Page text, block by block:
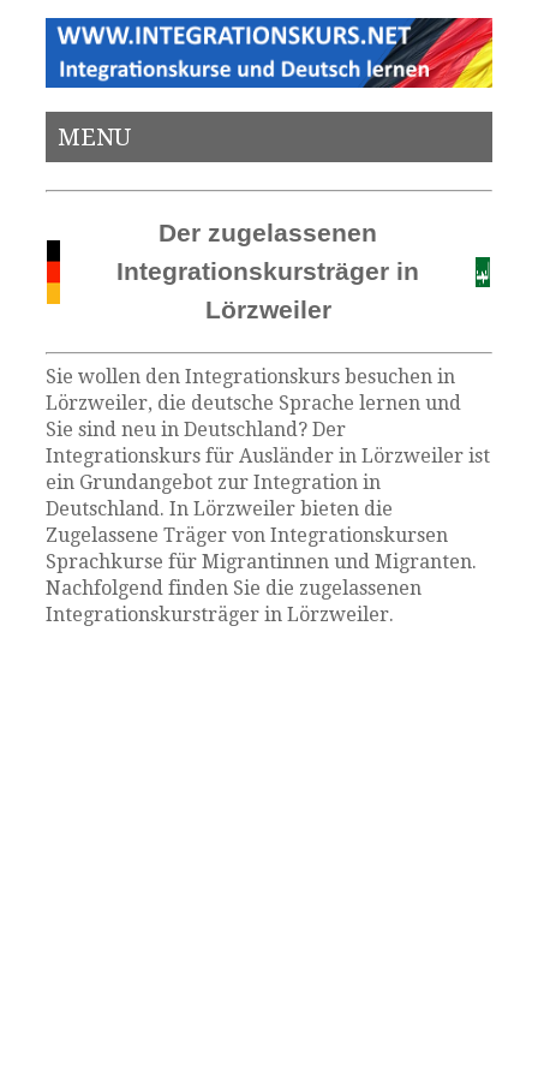
MENU
Der zugelassenen
Integrationskursträger in
Lörzweiler
Sie wollen den Integrationskurs besuchen in
Lörzweiler, die deutsche Sprache lernen und
Sie sind neu in Deutschland? Der
Integrationskurs für Ausländer in Lörzweiler ist
ein Grundangebot zur Integration in
Deutschland. In Lörzweiler bieten die
Zugelassene Träger von Integrationskursen
Sprachkurse für Migrantinnen und Migranten.
Nachfolgend finden Sie die zugelassenen
Integrationskursträger in Lörzweiler.